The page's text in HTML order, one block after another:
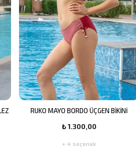
RUKO MAYO BORDO ÜÇGEN BİKİNİ
₺ 1.300,00
+ 4 seçenek